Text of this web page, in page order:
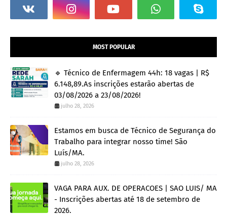
MOST POPULAR
🔹 Técnico de Enfermagem 44h: 18 vagas | R$
6.148,89.As inscrições estarão abertas de
03/08/2026 a 23/08/2026!
julho 28, 2026
Estamos em busca de Técnico de Segurança do
Trabalho para integrar nosso time! São
Luís/MA.
julho 28, 2026
VAGA PARA AUX. DE OPERACOES | SAO LUIS/ MA
- Inscrições abertas até 18 de setembro de
2026.